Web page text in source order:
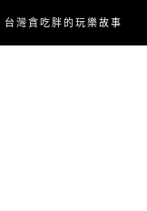
台灣貪吃胖的玩樂故事